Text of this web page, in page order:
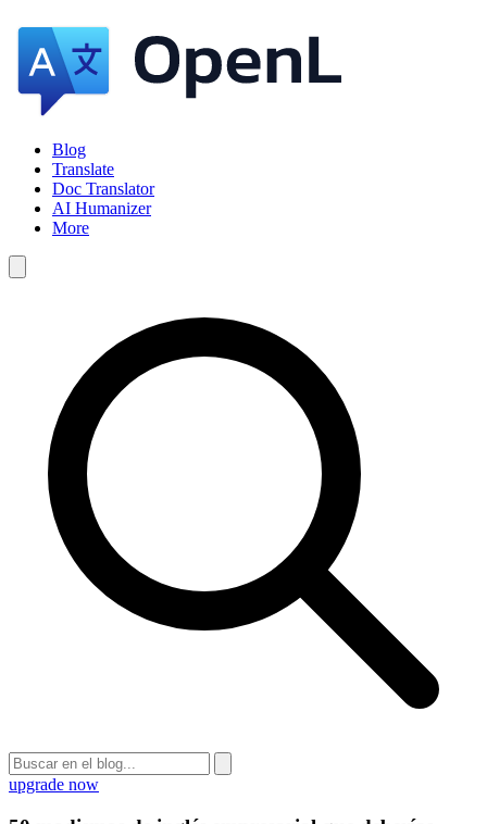
Blog
Translate
Doc Translator
AI Humanizer
More
upgrade now